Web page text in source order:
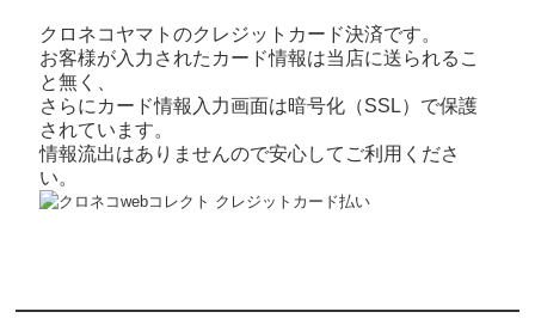
クロネコヤマトのクレジットカード決済です。
お客様が入力されたカード情報は当店に送られるこ
と無く、
さらにカード情報入力画面は暗号化（SSL）で保護
されています。
情報流出はありませんので安心してご利用くださ
い。